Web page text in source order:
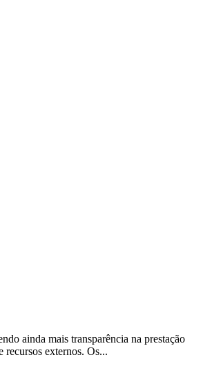
ainda mais transparência na prestação
externos. Os...